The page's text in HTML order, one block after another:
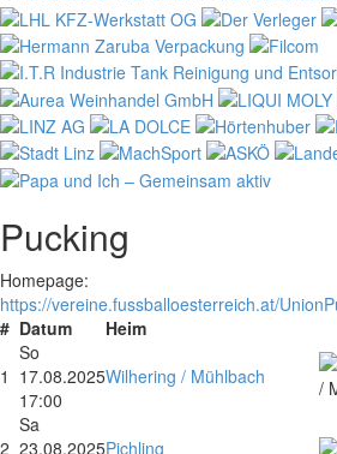
Pucking
Homepage:
https://vereine.fussballoesterreich.at/
# Datum Heim
1
So
17.08.2025
17:00
Wilhering / Mühlbach
2
Sa
23.08.2025Pichling